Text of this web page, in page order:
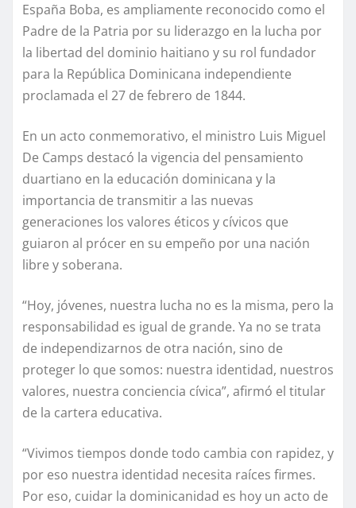
España Boba, es ampliamente reconocido como el
Padre de la Patria por su liderazgo en la lucha por
la libertad del dominio haitiano y su rol fundador
para la República Dominicana independiente
proclamada el 27 de febrero de 1844.
En un acto conmemorativo, el ministro Luis Miguel
De Camps destacó la vigencia del pensamiento
duartiano en la educación dominicana y la
importancia de transmitir a las nuevas
generaciones los valores éticos y cívicos que
guiaron al prócer en su empeño por una nación
libre y soberana.
“Hoy, jóvenes, nuestra lucha no es la misma, pero la
responsabilidad es igual de grande. Ya no se trata
de independizarnos de otra nación, sino de
proteger lo que somos: nuestra identidad, nuestros
valores, nuestra conciencia cívica”, afirmó el titular
de la cartera educativa.
“Vivimos tiempos donde todo cambia con rapidez, y
por eso nuestra identidad necesita raíces firmes.
Por eso, cuidar la dominicanidad es hoy un acto de